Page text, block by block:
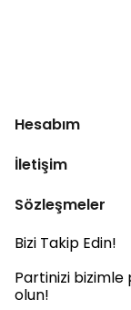
Hesabım
İletişim
Sözleşmeler
Bizi Takip Edin!
Partinizi bizimle
olun!